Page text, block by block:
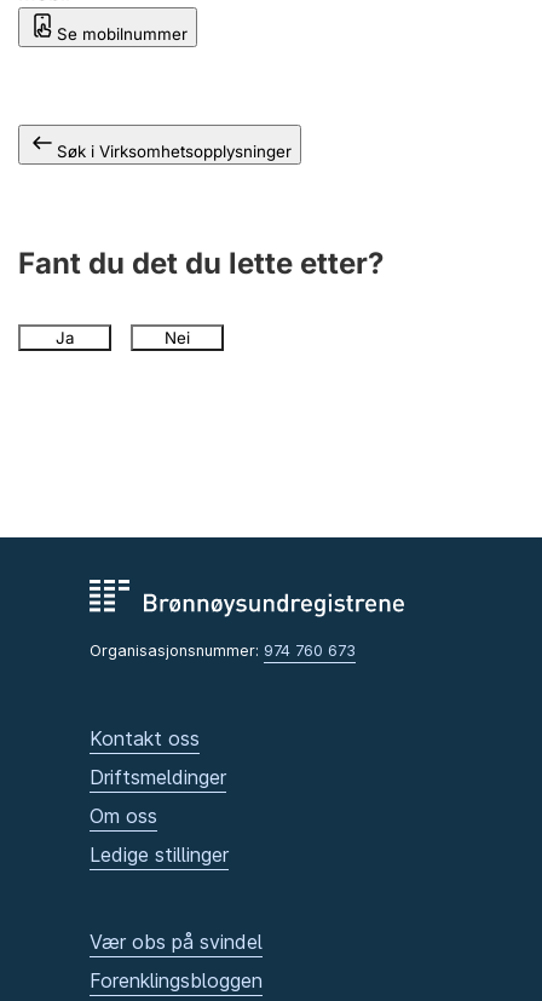
Se mobilnummer
Søk i Virksomhetsopplysninger
Fant du det du lette etter?
Ja Nei
Organisasjonsnummer: 974 760 673
Kontakt oss
Driftsmeldinger
Om oss
Ledige stillinger
Vær obs på svindel
Forenklingsbloggen